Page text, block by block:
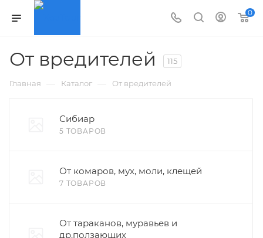
0
От вредителей 115
Главная — Каталог — От вредителей
Сибиар
5 ТОВАРОВ
От комаров, мух, моли, клещей
7 ТОВАРОВ
От тараканов, муравьев и
др.ползающих